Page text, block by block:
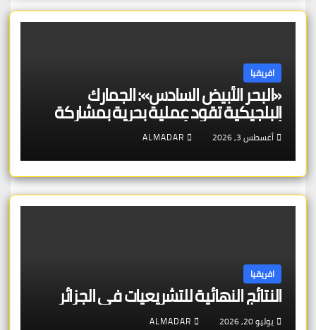
افريقيا
«البحر الأبيض السادس»: الجمارك
البلجيكية تقود عملية بحرية بمشاركة
أربع عشرة دولة أوروبية
أغسطس 3, 2026 ALMADAR
افريقيا
النتائج النهائية للتشريعيات في الجزائر
يوليو 20, 2026 ALMADAR